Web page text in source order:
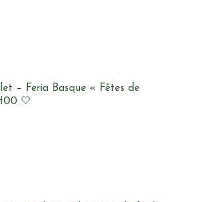
– Feria Basque « Fêtes de
🤍